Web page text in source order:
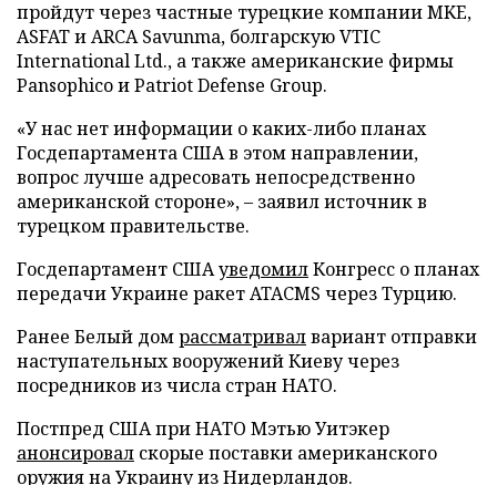
пройдут через частные турецкие компании MKE,
ASFAT и ARCA Savunma, болгарскую VTIC
International Ltd., а также американские фирмы
Pansophico и Patriot Defense Group.
«У нас нет информации о каких-либо планах
Госдепартамента США в этом направлении,
вопрос лучше адресовать непосредственно
американской стороне», – заявил источник в
турецком правительстве.
Госдепартамент СШАуведомилКонгресс о планах
передачи Украине ракет ATACMS через Турцию.
Ранее Белый домрассматривалвариант отправки
наступательных вооружений Киеву через
посредников из числа стран НАТО.
Постпред США при НАТО Мэтью Уитэкер
анонсировал скорые поставки американского
оружия на Украину из Нидерландов.